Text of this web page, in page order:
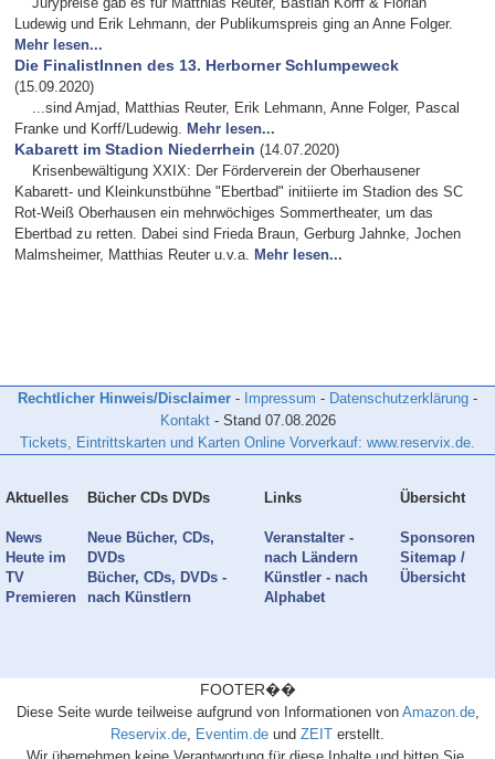
Ludewig und Erik Lehmann, der Publikumspreis ging an Anne Folger.
Mehr lesen...
Die FinalistInnen des 13. Herborner Schlumpeweck
(15.09.2020)
...sind Amjad, Matthias Reuter, Erik Lehmann, Anne Folger, Pascal
Franke und Korff/Ludewig. Mehr lesen...
Kabarett im Stadion Niederrhein (14.07.2020)
Krisenbewältigung XXIX: Der Förderverein der Oberhausener
Kabarett- und Kleinkunstbühne "Ebertbad" initiierte im Stadion des SC
Rot-Weiß Oberhausen ein mehrwöchiges Sommertheater, um das
Ebertbad zu retten. Dabei sind Frieda Braun, Gerburg Jahnke, Jochen
Malmsheimer, Matthias Reuter u.v.a. Mehr lesen...
Rechtlicher Hinweis/Disclaimer - Impressum - Datenschutzerklärung -
Kontakt- Stand 07.08.2026
Tickets, Eintrittskarten und Karten Online Vorverkauf: www.reservix.de.
Aktuelles
News
Heute im
TV
Premieren
Bücher CDs DVDs
Neue Bücher, CDs,
DVDs
Bücher, CDs, DVDs -
nach Künstlern
Links
Veranstalter -
nach Ländern
Künstler - nach
Alphabet
Übersicht
Sponsoren
Sitemap /
Übersicht
FOOTER��
Diese Seite wurde teilweise aufgrund von Informationen von Amazon.de,
Reservix.de, Eventim.de und ZEIT erstellt.